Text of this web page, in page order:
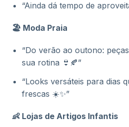
“Ainda dá tempo de
🏖️ Moda Praia
“Do verão ao outono:
sua rotina 👙🍂”
“Looks versáteis para dias
frescas ☀️✨”
👶 Lojas de Artigos Infantis